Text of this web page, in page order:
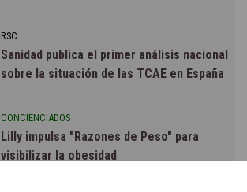
RSC
Sanidad publica el primer análisis nacional
sobre la situación de las TCAE en España
CONCIENCIADOS
Lilly impulsa "Razones de Peso" para
visibilizar la obesidad